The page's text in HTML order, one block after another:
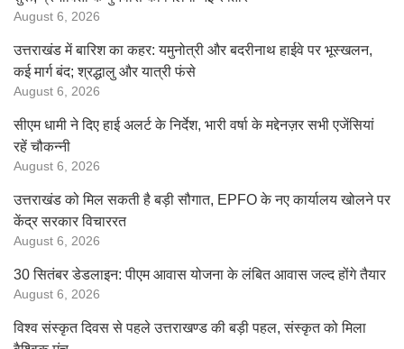
August 6, 2026
उत्तराखंड में बारिश का कहर: यमुनोत्री और बदरीनाथ हाईवे पर भूस्खलन,
कई मार्ग बंद; श्रद्धालु और यात्री फंसे
August 6, 2026
सीएम धामी ने दिए हाई अलर्ट के निर्देश, भारी वर्षा के मद्देनज़र सभी एजेंसियां
रहें चौकन्नी
August 6, 2026
उत्तराखंड को मिल सकती है बड़ी सौगात, EPFO के नए कार्यालय खोलने पर
केंद्र सरकार विचाररत
August 6, 2026
30 सितंबर डेडलाइन: पीएम आवास योजना के लंबित आवास जल्द होंगे तैयार
August 6, 2026
विश्व संस्कृत दिवस से पहले उत्तराखण्ड की बड़ी पहल, संस्कृत को मिला